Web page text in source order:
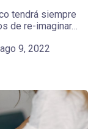
tendrá siempre
de re-imaginar…
ago 9, 2022